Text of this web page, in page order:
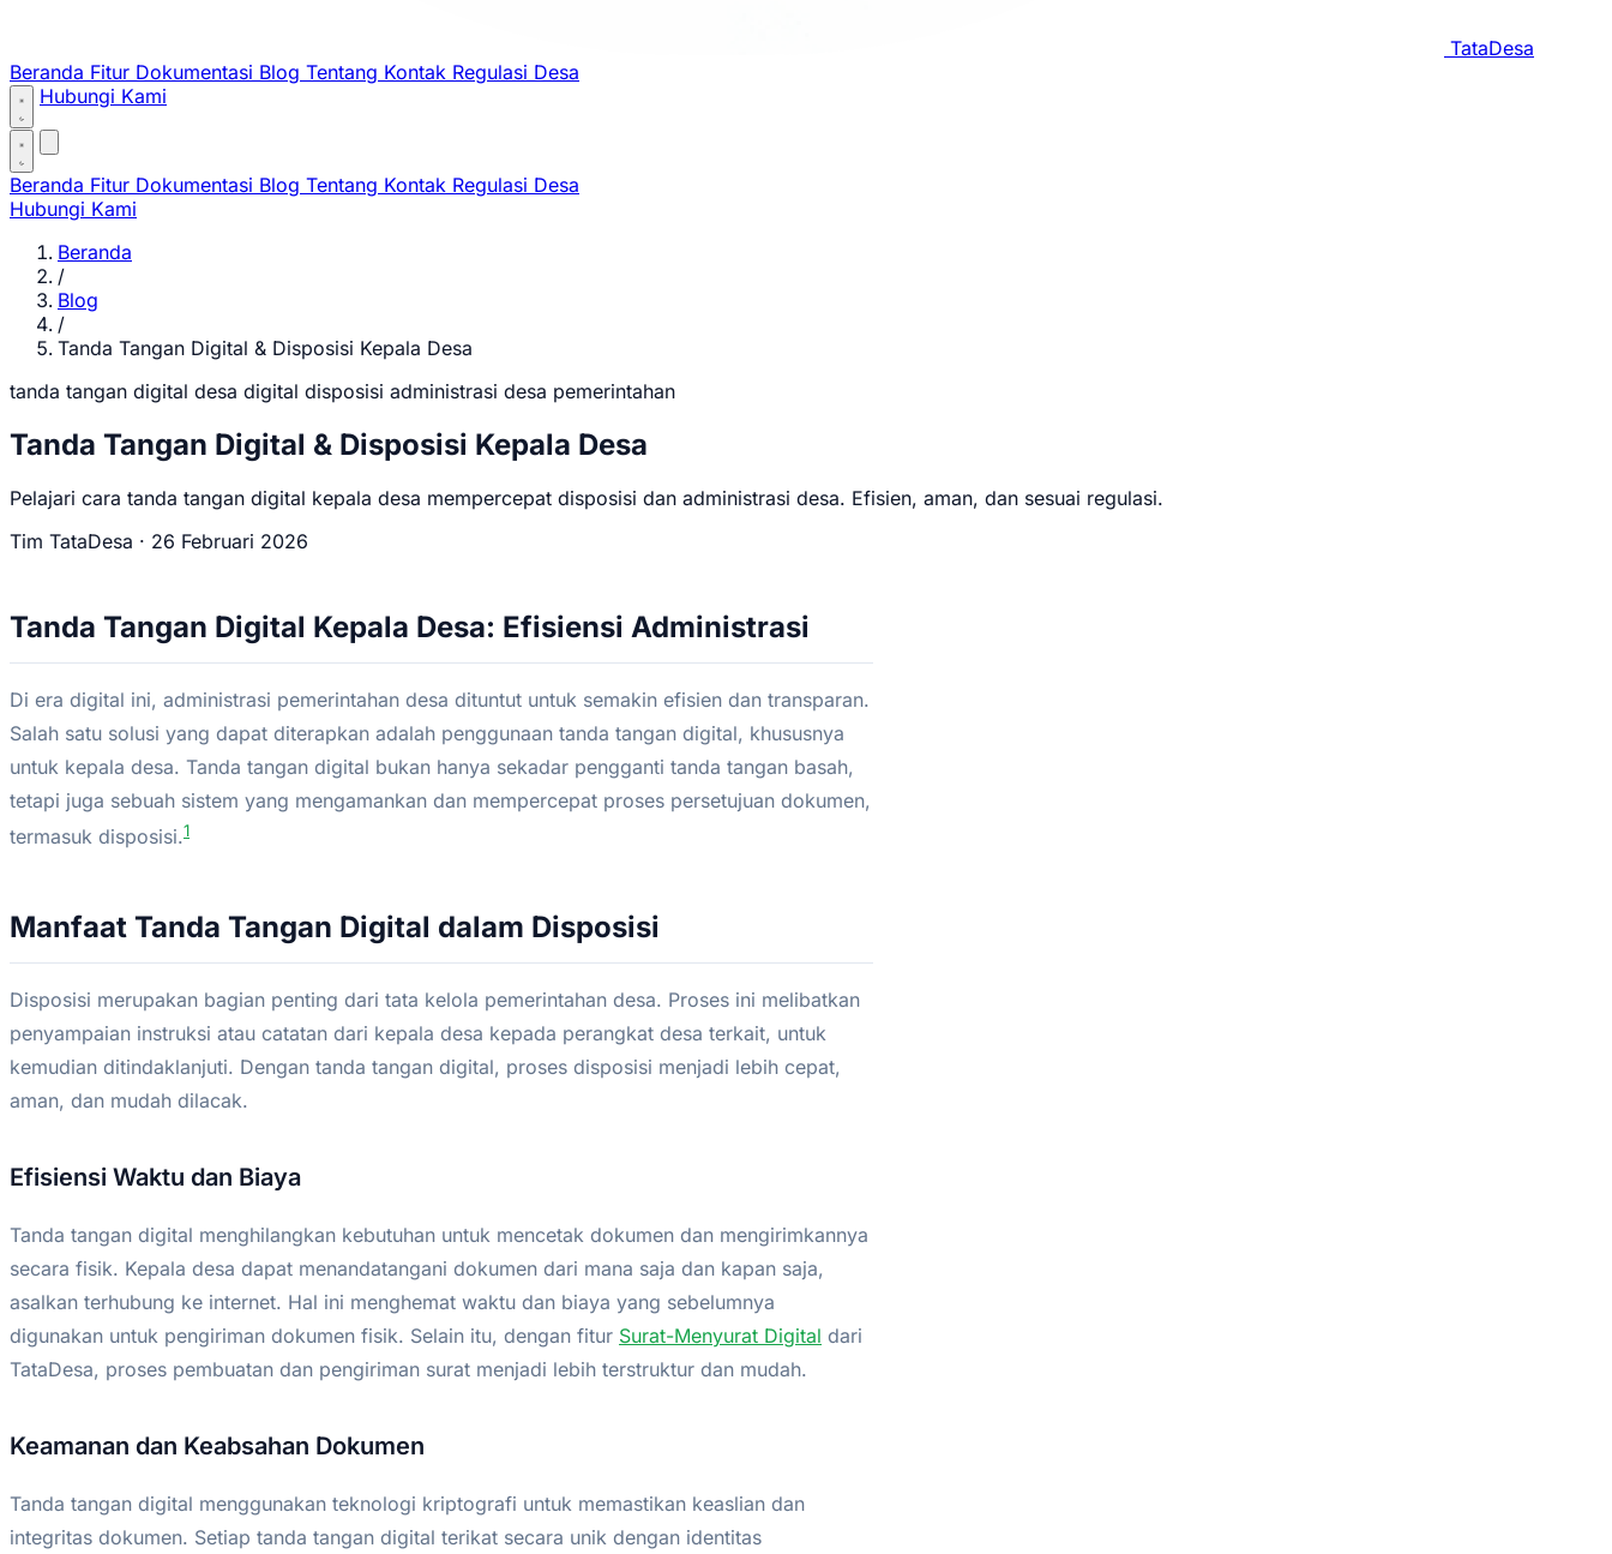
TataDesa
Beranda Fitur Dokumentasi Blog Tentang Kontak Regulasi Desa
Hubungi Kami
Beranda Fitur Dokumentasi Blog Tentang Kontak Regulasi Desa
Hubungi Kami
Beranda
/
Blog
/
Tanda Tangan Digital & Disposisi Kepala Desa
tanda tangan digital desa digital disposisi administrasi desa pemerintahan
Tanda Tangan Digital & Disposisi Kepala Desa
Pelajari cara tanda tangan digital kepala desa mempercepat disposisi dan administrasi desa. Efisien, aman, dan sesuai regulasi.
Tim TataDesa · 26 Februari 2026
Tanda Tangan Digital Kepala Desa: Efisiensi Administrasi
Di era digital ini, administrasi pemerintahan desa dituntut untuk semakin efisien dan transparan.
Salah satu solusi yang dapat diterapkan adalah penggunaan tanda tangan digital, khususnya
untuk kepala desa. Tanda tangan digital bukan hanya sekadar pengganti tanda tangan basah,
tetapi juga sebuah sistem yang mengamankan dan mempercepat proses persetujuan dokumen,
termasuk disposisi.1
Manfaat Tanda Tangan Digital dalam Disposisi
Disposisi merupakan bagian penting dari tata kelola pemerintahan desa. Proses ini melibatkan
penyampaian instruksi atau catatan dari kepala desa kepada perangkat desa terkait, untuk
kemudian ditindaklanjuti. Dengan tanda tangan digital, proses disposisi menjadi lebih cepat,
aman, dan mudah dilacak.
Efisiensi Waktu dan Biaya
Tanda tangan digital menghilangkan kebutuhan untuk mencetak dokumen dan mengirimkannya
secara fisik. Kepala desa dapat menandatangani dokumen dari mana saja dan kapan saja,
asalkan terhubung ke internet. Hal ini menghemat waktu dan biaya yang sebelumnya
digunakan untuk pengiriman dokumen fisik. Selain itu, dengan fitur Surat-Menyurat Digital dari
TataDesa, proses pembuatan dan pengiriman surat menjadi lebih terstruktur dan mudah.
Keamanan dan Keabsahan Dokumen
Tanda tangan digital menggunakan teknologi kriptografi untuk memastikan keaslian dan
integritas dokumen. Setiap tanda tangan digital terikat secara unik dengan identitas